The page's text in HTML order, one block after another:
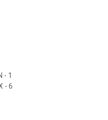
- 1
- 6